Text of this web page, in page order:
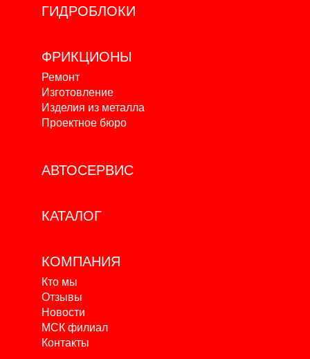
ГИДРОБЛОКИ
ФРИКЦИОНЫ
Ремонт
Изготовление
Изделия из металла
Проектное бюро
АВТОСЕРВИС
КАТАЛОГ
КОМПАНИЯ
Кто мы
Отзывы
Новости
МСК филиал
Контакты